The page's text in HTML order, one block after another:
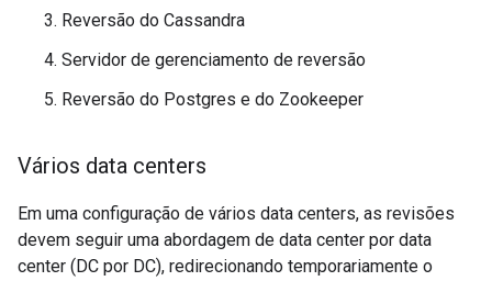
Reversão do Cassandra
Servidor de gerenciamento de reversão
Reversão do Postgres e do Zookeeper
Vários data centers
Em uma configuração de vários data centers, as revisões
devem seguir uma abordagem de data center por data
center (DC por DC), redirecionando temporariamente o